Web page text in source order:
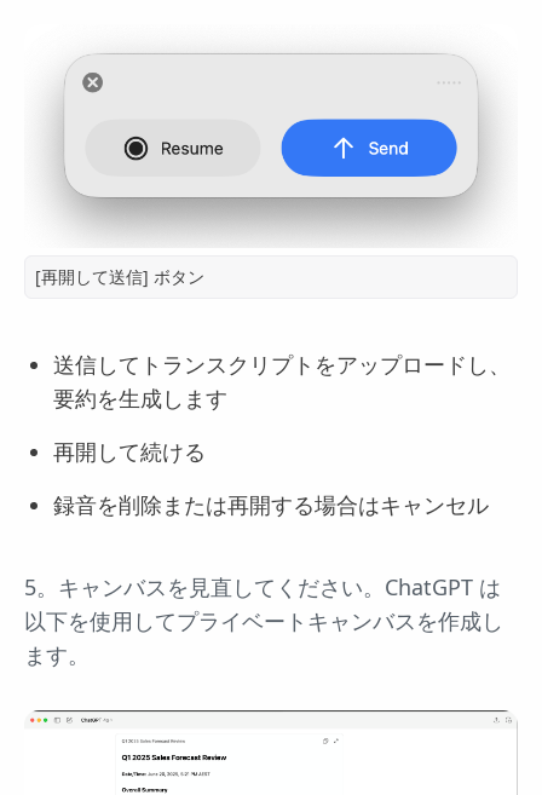
[再開して送信] ボタン
送信してトランスクリプトをアップロードし、
要約を生成します
再開して続ける
録音を削除または再開する場合はキャンセル
5。キャンバスを見直してください。ChatGPT は
以下を使用してプライベートキャンバスを作成し
ます。